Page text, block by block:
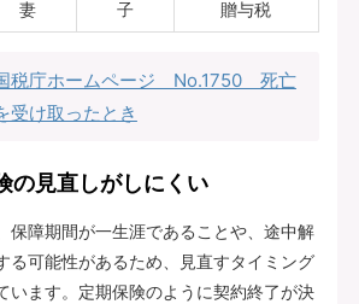
妻 子 贈与税
税庁ホームページ No.1750 死亡
受け取ったとき
の見直しがしにくい
保障期間が一生涯であることや、途中解
る可能性があるため、見直すタイミング
います。定期保険のように契約終了が決